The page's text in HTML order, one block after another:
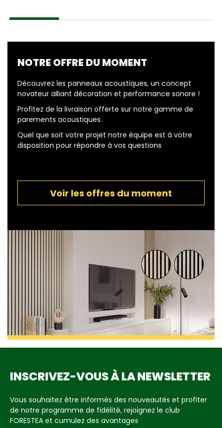
NOTRE OFFRE DU MOMENT
Découvrez les panneaux acoustiques, un concept
novateur alliant décoration et performance sonore !
Profitez de la livraison offerte sur notre gamme de
parements acoustiques.
Quel que soit votre projet notre équipe est à votre
disposition pour répondre à vos questions
Voir les offres du moment
INSCRIVEZ-VOUS À LA NEWSLETTER
Vous souhaitez être informés des nouveautés et profiter
de notre programme de fidélité, rejoignez le club
FORESTEA et cumulez des avantages